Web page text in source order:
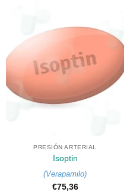
PRESIÓN ARTERIAL
Isoptin
(Verapamilo)
€75,36